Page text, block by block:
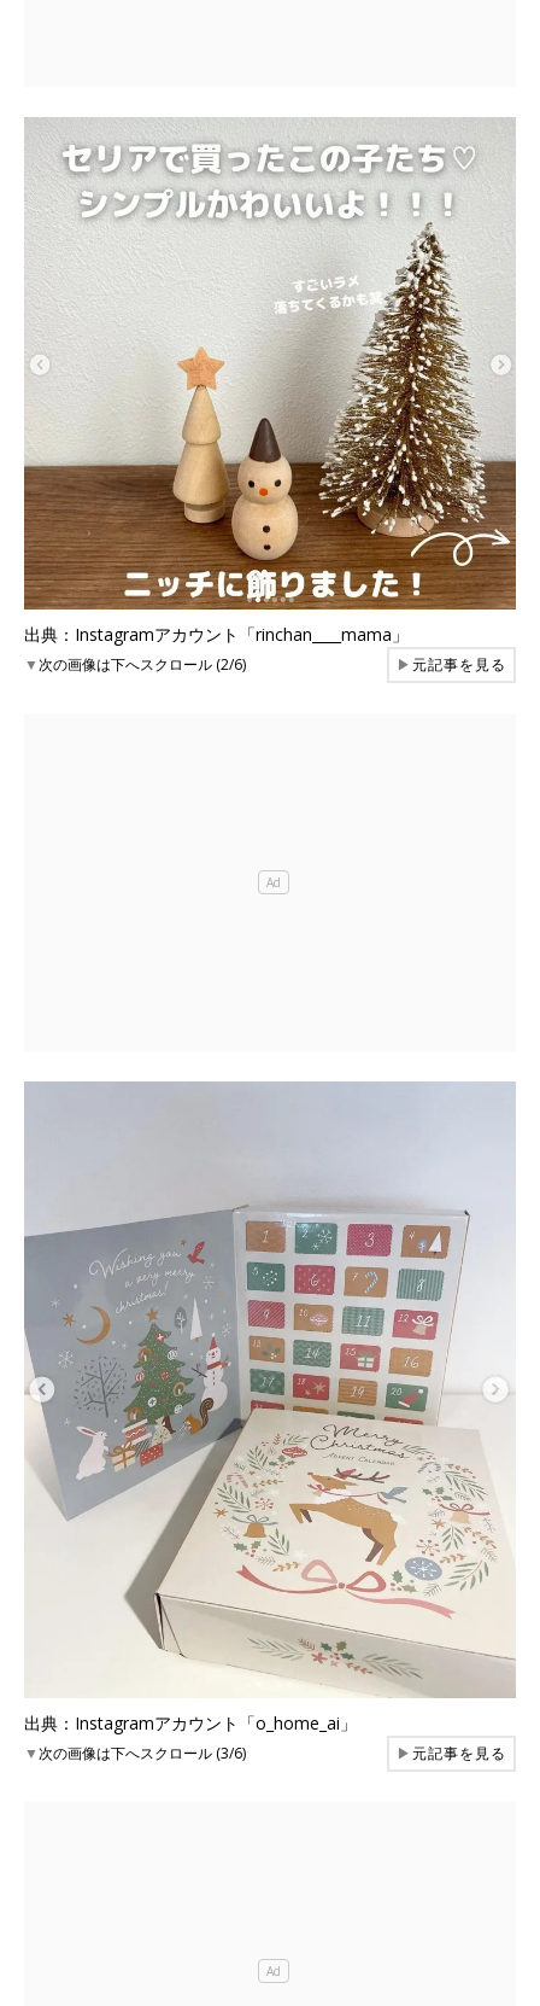
出典：Instagramアカウント「rinchan____mama」
▼次の画像は下へスクロール (2/6) ▶元記事を見る
出典：Instagramアカウント「o_home_ai」
▼次の画像は下へスクロール (3/6) ▶元記事を見る